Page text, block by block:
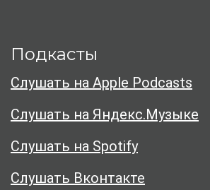
Подкасты
Слушать на Apple Podcasts
Слушать на Яндекс.Музыке
Слушать на Spotify
Слушать Вконтакте